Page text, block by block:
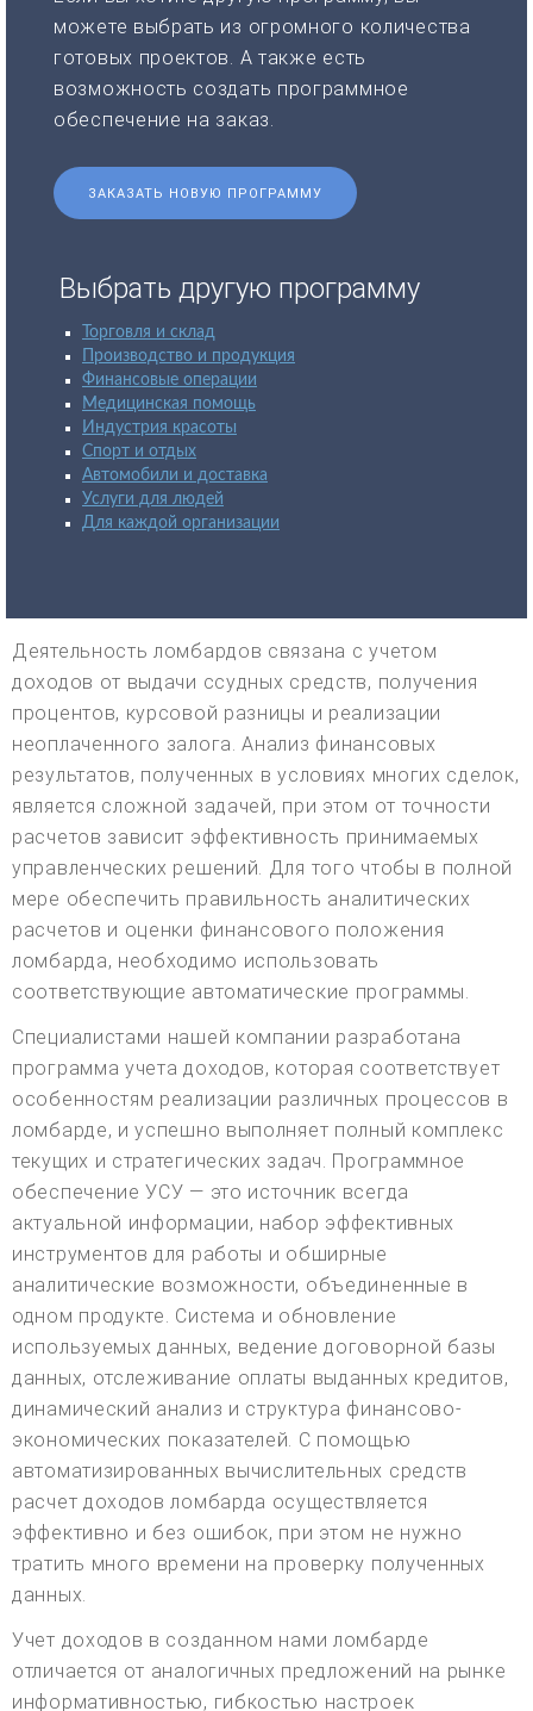
можете выбрать из огромного количества
готовых проектов. А также есть
возможность создать программное
обеспечение на заказ.
ЗАКАЗАТЬ НОВУЮ ПРОГРАММУ
Выбрать другую программу
Торговля и склад
Производство и продукция
Финансовые операции
Медицинская помощь
Индустрия красоты
Спорт и отдых
Автомобили и доставка
Услуги для людей
Для каждой организации
Деятельность ломбардов связана с учетом
доходов от выдачи ссудных средств, получения
процентов, курсовой разницы и реализации
неоплаченного залога. Анализ финансовых
результатов, полученных в условиях многих сделок,
является сложной задачей, при этом от точности
расчетов зависит эффективность принимаемых
управленческих решений. Для того чтобы в полной
мере обеспечить правильность аналитических
расчетов и оценки финансового положения
ломбарда, необходимо использовать
соответствующие автоматические программы.
Специалистами нашей компании разработана
программа учета доходов, которая соответствует
особенностям реализации различных процессов в
ломбарде, и успешно выполняет полный комплекс
текущих и стратегических задач. Программное
обеспечение УСУ — это источник всегда
актуальной информации, набор эффективных
инструментов для работы и обширные
аналитические возможности, объединенные в
одном продукте. Система и обновление
используемых данных, ведение договорной базы
данных, отслеживание оплаты выданных кредитов,
динамический анализ и структура финансово-
экономических показателей. С помощью
автоматизированных вычислительных средств
расчет доходов ломбарда осуществляется
эффективно и без ошибок, при этом не нужно
тратить много времени на проверку полученных
данных.
Учет доходов в созданном нами ломбарде
отличается от аналогичных предложений на рынке
информативностью, гибкостью настроек